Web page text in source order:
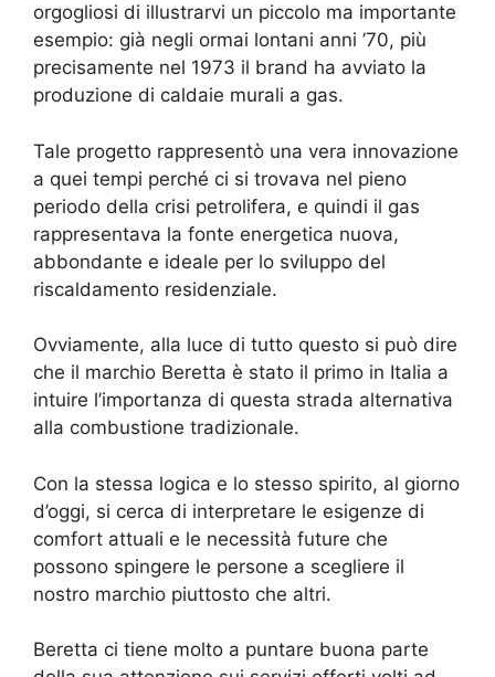
orgogliosi di illustrarvi un piccolo ma importante
esempio: già negli ormai lontani anni ’70, più
precisamente nel 1973 il brand ha avviato la
produzione di caldaie murali a gas.
Tale progetto rappresentò una vera innovazione
a quei tempi perché ci si trovava nel pieno
periodo della crisi petrolifera, e quindi il gas
rappresentava la fonte energetica nuova,
abbondante e ideale per lo sviluppo del
riscaldamento residenziale.
Ovviamente, alla luce di tutto questo si può dire
che il marchio Beretta è stato il primo in Italia a
intuire l’importanza di questa strada alternativa
alla combustione tradizionale.
Con la stessa logica e lo stesso spirito, al giorno
d’oggi, si cerca di interpretare le esigenze di
comfort attuali e le necessità future che
possono spingere le persone a scegliere il
nostro marchio piuttosto che altri.
Beretta ci tiene molto a puntare buona parte